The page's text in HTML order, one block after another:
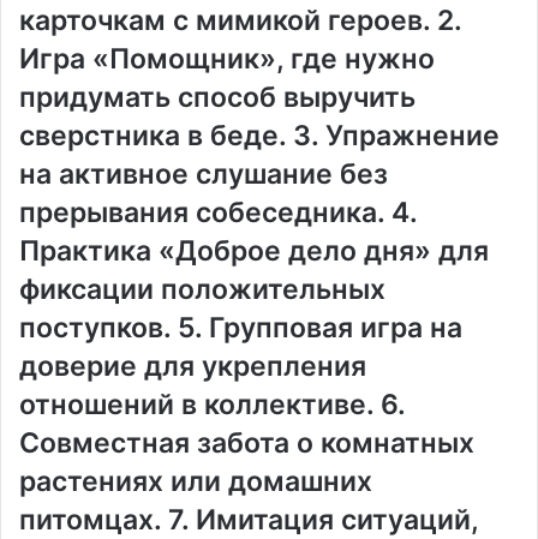
карточкам с мимикой героев. 2.
Игра «Помощник», где нужно
придумать способ выручить
сверстника в беде. 3. Упражнение
на активное слушание без
прерывания собеседника. 4.
Практика «Доброе дело дня» для
фиксации положительных
поступков. 5. Групповая игра на
доверие для укрепления
отношений в коллективе. 6.
Совместная забота о комнатных
растениях или домашних
питомцах. 7. Имитация ситуаций,